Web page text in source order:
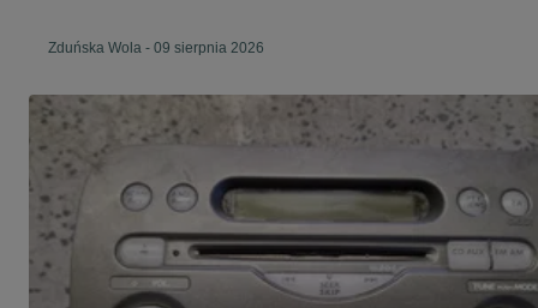
Zduńska Wola - 09 sierpnia 2026